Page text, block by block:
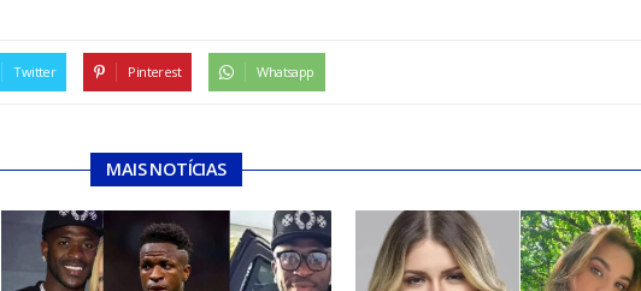
Twitter Pinterest Whatsapp
MAIS NOTÍCIAS